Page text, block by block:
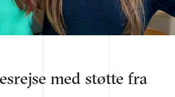
med støtte fra